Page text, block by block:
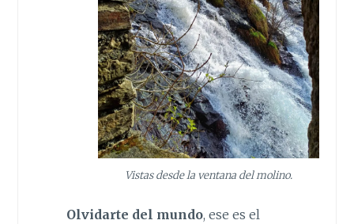
Vistas desde la ventana del molino.
Olvidarte del mundo, ese es el